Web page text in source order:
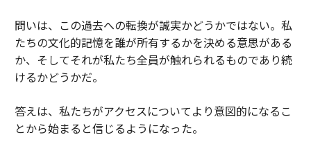
問いは、この過去への転換が誠実かどうかではない。私
たちの文化的記憶を誰が所有するかを決める意思がある
か、そしてそれが私たち全員が触れられるものであり続
けるかどうかだ。
答えは、私たちがアクセスについてより意図的になるこ
とから始まると信じるようになった。